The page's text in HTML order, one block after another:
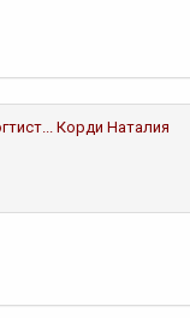
Корди Наталия